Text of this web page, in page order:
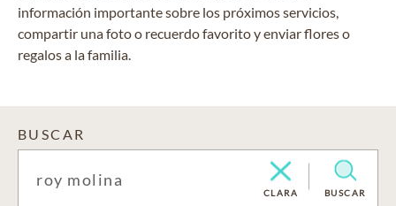
información importante sobre los próximos servicios,
compartir una foto o recuerdo favorito y enviar flores o
regalos a la familia.
BUSCAR
CLARA BUSCAR